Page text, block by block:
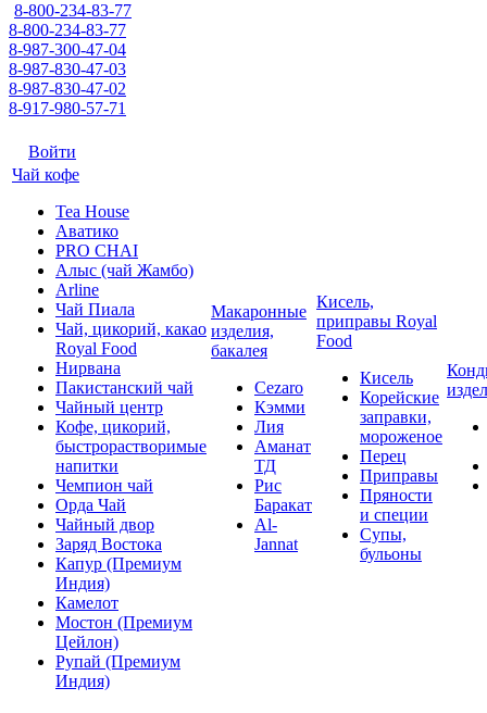
8-800-234-83-77
8-800-234-83-77
8-987-300-47-04
8-987-830-47-03
8-987-830-47-02
8-917-980-57-71
Войти
Чай кофе
Tea House
Аватико
PRO CHAI
Алыс (чай Жамбо)
Arline
Чай Пиала
Чай, цикорий, какао
Royal Food
Нирвана
Пакистанский чай
Чайный центр
Кофе, цикорий,
быстрорастворимые
напитки
Чемпион чай
Орда Чай
Чайный двор
Заряд Востока
Капур (Премиум
Индия)
Камелот
Мостон (Премиум
Цейлон)
Рупай (Премиум
Индия)
Макаронные
изделия,
бакалея
Cezaro
Кэмми
Лия
Аманат
ТД
Рис
Баракат
Al-
Jannat
Кисель,
приправы Royal
Food
Кисель
Корейские
заправки,
мороженое
Перец
Приправы
Пряности
и специи
Супы,
бульоны